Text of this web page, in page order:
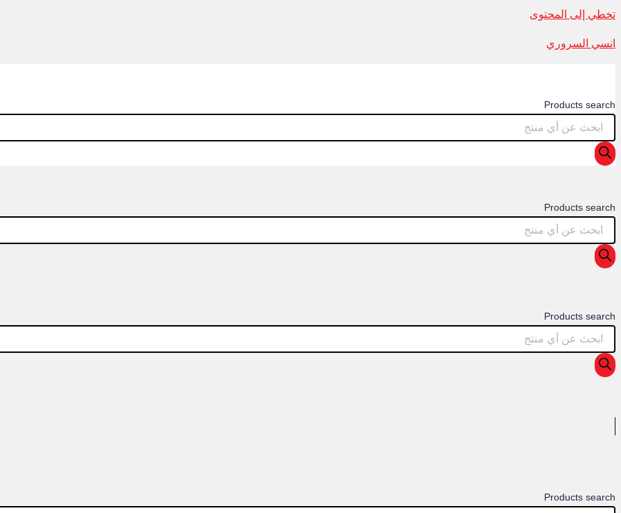
تخطي إلى المحتوى
انسي السروري
Products search
Products search
Products search
Products search